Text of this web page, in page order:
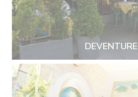
DEVENTURE